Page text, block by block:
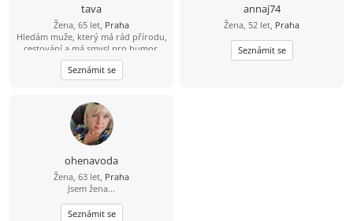
životě. Hledám vážný vztah založený
na upřímnosti a vzájemném
respektu. Pokud máš vyřešenou
minulost a chceš začít psát novou
kapitolu, budeme si rozumět.
tava
Žena, 65 let, Praha
Hledám muže, který má rád přírodu,
cestování a má smysl pro humor.
Seznámit se
annaj74
Žena, 52 let, Praha
Seznámit se
ohenavoda
Žena, 63 let, Praha
Jsem žena...
Seznámit se